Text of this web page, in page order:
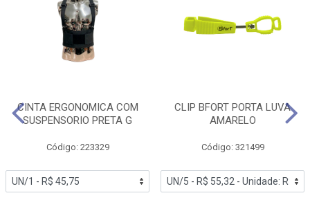
CINTA ERGONOMICA COM
SUSPENSORIO PRETA G
Código: 223329
CLIP BFORT PORTA LUVA
AMARELO
Código: 321499